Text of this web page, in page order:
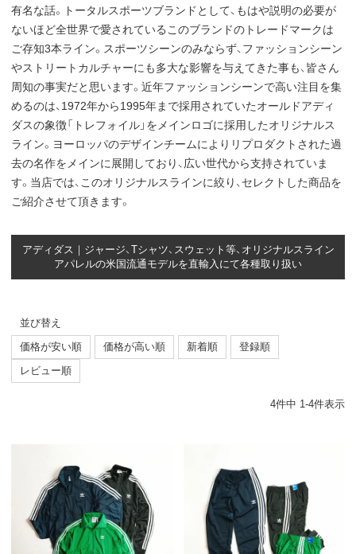
有名な話。トータルスポーツブランドとして、もはや説明の必要が
ないほど全世界で愛されているこのブランドのトレードマークは
ご存知3本ライン。スポーツシーンのみならず、ファッションシーン
やストリートカルチャーにも多大な影響を与えてきた事も、皆さん
周知の事実だと思います。近年ファッションシーンで高い注目を集
めるのは、1972年から1995年まで採用されていたオールドアディ
ダスの象徴「トレフォイル」をメインロゴに採用したオリジナルス
ライン。ヨーロッパのデザインチームによりリプロダクトされた過
去の名作をメインに展開しており、広い世代から支持されていま
す。当店では、このオリジナルスラインに絞り、セレクトした商品を
ご紹介させて頂きます。
アディダス｜ジャージ、Tシャツ、スウェット等、オリジナルスライン
アパレルの米国流通モデルを直輸入にて各種取り扱い
並び替え
価格が安い順
価格が高い順 新着順
登録順
レビュー順
4件中 1-4件表示